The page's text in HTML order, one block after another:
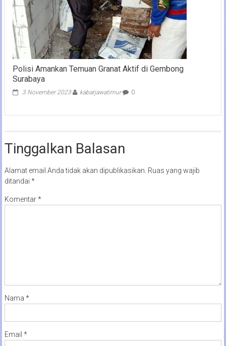
Polisi Amankan Temuan Granat Aktif di Gembong
Surabaya
3 November 2023 kabarjawatimur 0
Tinggalkan Balasan
Alamat email Anda tidak akan dipublikasikan. Ruas yang wajib
ditandai *
Komentar*
Nama *
Email *